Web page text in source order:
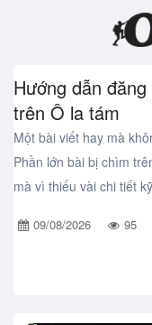
Hướng dẫn
trên Ô la tám
Một bài viết hay mà
Phần lớn bài bị chìm
mà vì thiếu vài chi tiết
09/08/2026 95